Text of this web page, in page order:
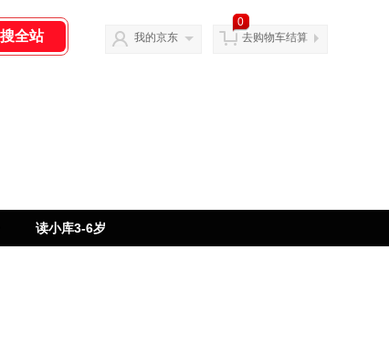
我的京东
0
去购物车结算
读小库3-6岁